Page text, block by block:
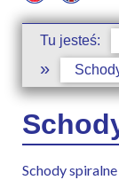
Tu jesteś:
»
Schody